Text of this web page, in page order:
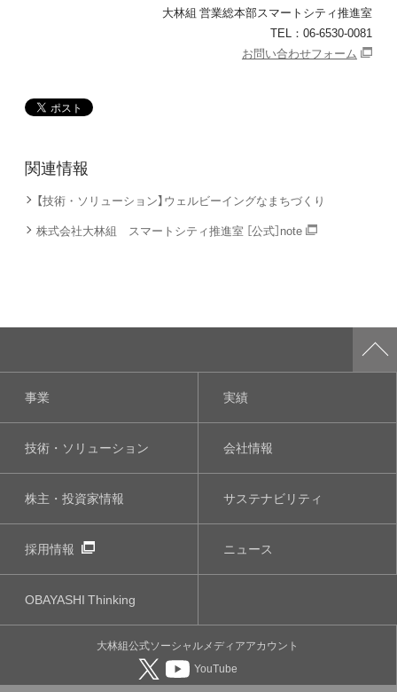
大林組 営業総本部スマートシティ推進室
TEL：06-6530-0081
お問い合わせフォーム
関連情報
【技術・ソリューション】ウェルビーイングなまちづくり
株式会社大林組 スマートシティ推進室 ［公式］note
事業 実績
技術・ソリューション 会社情報
株主・投資家情報 サステナビリティ
採用情報 ニュース
OBAYASHIThinking
大林組公式ソーシャルメディアアカウント
YouTube